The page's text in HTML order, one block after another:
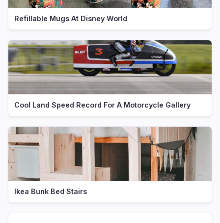
Refillable Mugs At Disney World
Cool Land Speed Record For A Motorcycle Gallery
Ikea Bunk Bed Stairs